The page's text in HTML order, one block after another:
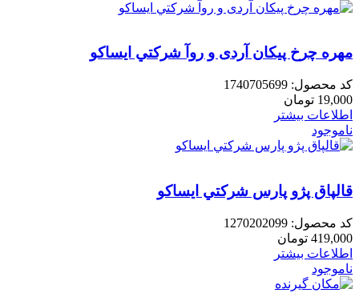
مهره چرخ پيکان آردی و روآ شرکتي ایساکو
کد محصول: 1740705699
19,000 تومان
اطلاعات بیشتر
ناموجود
قالپاق پژو پارس شرکتي ایساکو
کد محصول: 1270202099
419,000 تومان
اطلاعات بیشتر
ناموجود